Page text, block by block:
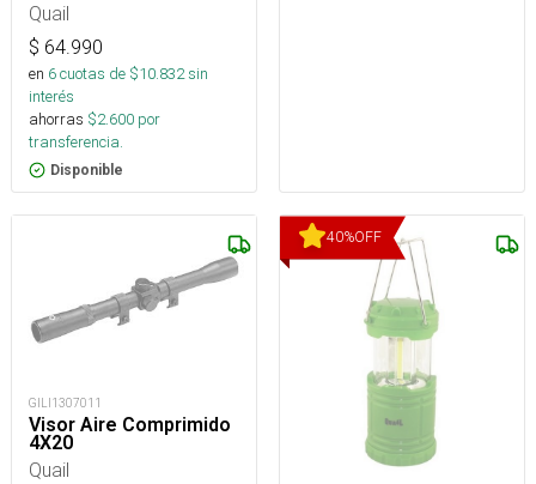
Quail
$ 64.990
en 6cuotas de $10.832sin
interés
ahorras $2.600 por
transferencia.
Disponible
GILI1307011
Visor Aire Comprimido
4X20
Quail
40%OFF